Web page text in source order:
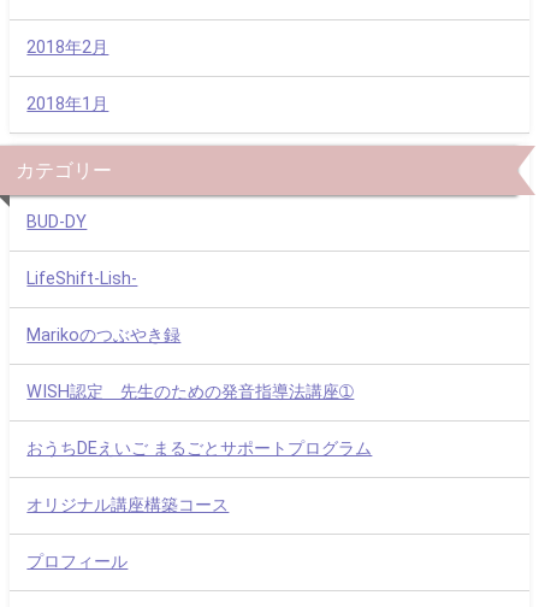
2018年2月
2018年1月
カテゴリー
BUD-DY
LifeShift-Lish-
Marikoのつぶやき録
WISH認定 先生のための発音指導法講座➀
おうちDEえいご まるごとサポートプログラム
オリジナル講座構築コース
プロフィール